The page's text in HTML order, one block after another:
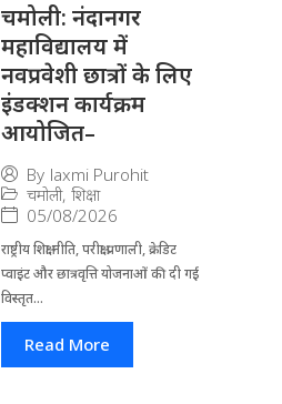
चमोली: नंदानगर
महाविद्यालय में
नवप्रवेशी छात्रों के लिए
इंडक्शन कार्यक्रम
आयोजित–
By laxmi Purohit
चमोली, शिक्षा
05/08/2026
राष्ट्रीय शिक्षा नीति, परीक्षा प्रणाली, क्रेडिट
प्वाइंट और छात्रवृत्ति योजनाओं की दी गई
विस्तृत...
Read More